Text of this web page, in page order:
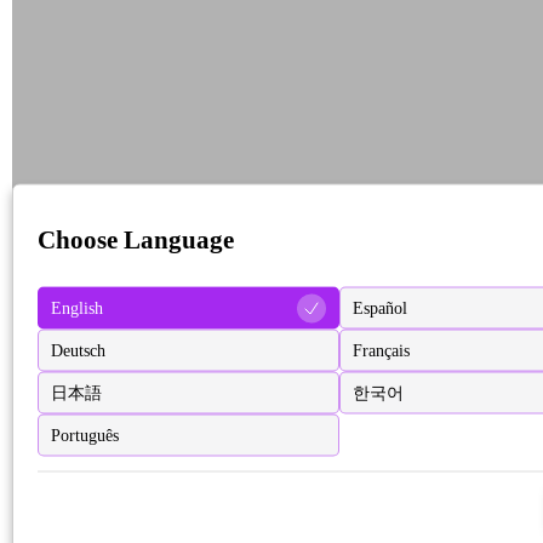
Choose Language
English Español
Deutsch Français
日本語 한국어
Português